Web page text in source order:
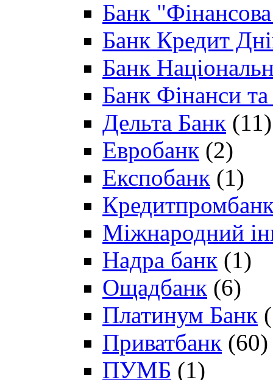
Банк "Фінансова
Банк Кредит
Банк
Банк Фінанси
Дельта Банк (11)
Евробанк (2)
Експобанк (1)
Міжнародний
Надра банк (1)
Ощадбанк (6)
Платинум Банк
Приватбанк (60)
ПУМБ (1)